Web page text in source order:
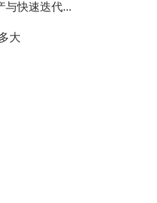
与快速迭代...
大